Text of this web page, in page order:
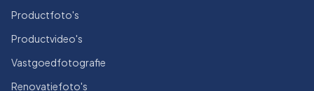
Productfoto's
Productvideo's
Vastgoedfotografie
Renovatiefoto's